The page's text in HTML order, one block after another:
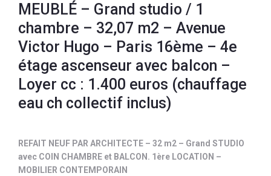
MEUBLÉ – Grand studio / 1
chambre – 32,07 m2 – Avenue
Victor Hugo – Paris 16ème – 4e
étage ascenseur avec balcon –
Loyer cc : 1.400 euros (chauffage
eau ch collectif inclus)
REFAIT NEUF PAR ARCHITECTE – 32 m2 – Grand STUDIO
avec COIN CHAMBRE et BALCON. 1ère LOCATION –
MOBILIER CONTEMPORAIN